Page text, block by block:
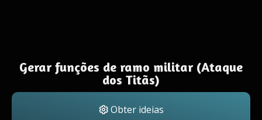
Gerar funções de ramo militar (Ataque
dos Titãs)
Obter ideias